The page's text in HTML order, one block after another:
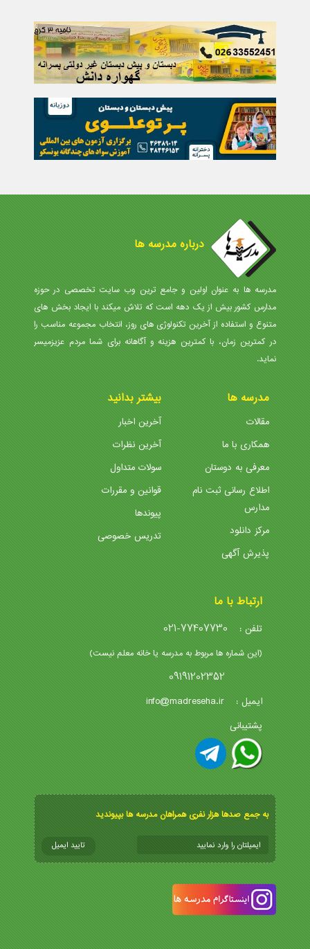
درباره مدرسه ها
مدرسه ها به عنوان اولین و جامع ترین وب سایت تخصصی در حوزه
مدارس کشور بیش از یک دهه است که تلاش میکند با ایجاد بخش های
متنوع و استفاده از آخرین تکنولوژی های روز، انتخاب مجموعه مناسب را
در کمترین زمان، با کمترین هزینه و آگاهانه برای شما مردم عزیزمیسر
نماید.
مدرسه ها
مقالات
همکاری با ما
معرفی به دوستان
اطلاع رسانی ثبت نام
مدارس
مرکز دانلود
پذیرش آگهی
بیشتر بدانید
آخرین اخبار
آخرین نظرات
سولات متداول
قوانین و مقررات
پیوندها
تدریس خصوصی
ارتباط با ما
تلفن : 021-77407730
(این شماره ها مربوط به مدرسه یا خانه معلم نیست)
09191202352
ایمیل : info@madreseha.ir
پشتیبانی
به جمع صدها هزار نفری همراهان مدرسه ها بپیوندید